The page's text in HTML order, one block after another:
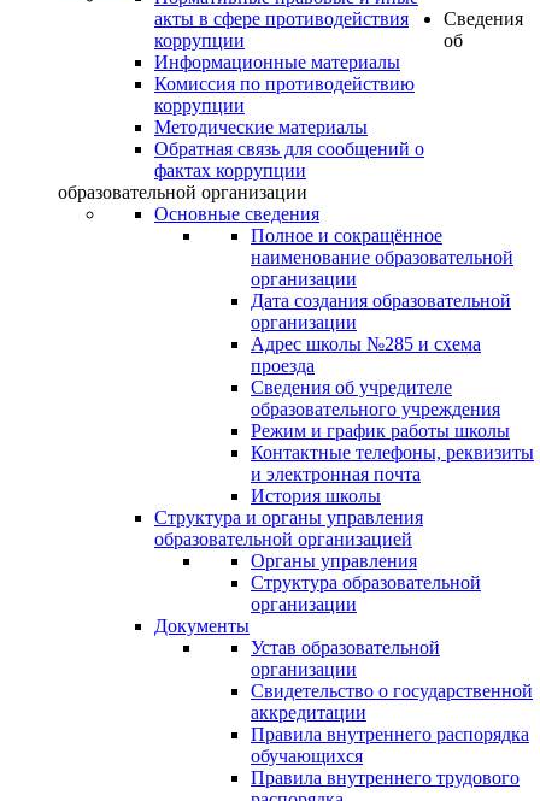
акты в сфере противодействия
коррупции
Информационные материалы
Комиссия по противодействию
коррупции
Методические материалы
Обратная связь для сообщений о
фактах коррупции
Сведения
об
образовательной организации
Основные сведения
Полное и сокращённое
наименование образовательной
организации
Дата создания образовательной
организации
Адрес школы №285 и схема
проезда
Сведения об учредителе
образовательного учреждения
Режим и график работы школы
Контактные телефоны, реквизиты
и электронная почта
История школы
Структура и органы управления
образовательной организацией
Органы управления
Структура образовательной
организации
Документы
Устав образовательной
организации
Свидетельство о государственной
аккредитации
Правила внутреннего распорядка
обучающихся
Правила внутреннего трудового